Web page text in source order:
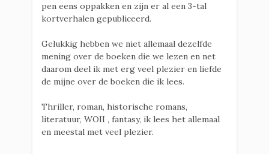
pen eens oppakken en zijn er al een 3-tal
kortverhalen gepubliceerd.
Gelukkig hebben we niet allemaal dezelfde
mening over de boeken die we lezen en net
daarom deel ik met erg veel plezier en liefde
de mijne over de boeken die ik lees.
Thriller, roman, historische romans,
literatuur, WOII , fantasy, ik lees het allemaal
en meestal met veel plezier.